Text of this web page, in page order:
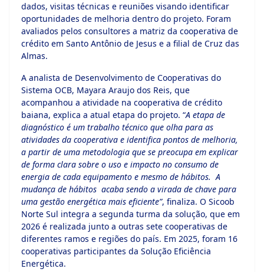
dados, visitas técnicas e reuniões visando identificar
oportunidades de melhoria dentro do projeto. Foram
avaliados pelos consultores a matriz da cooperativa de
crédito em Santo Antônio de Jesus e a filial de Cruz das
Almas.
A analista de Desenvolvimento de Cooperativas do
Sistema OCB, Mayara Araujo dos Reis, que
acompanhou a atividade na cooperativa de crédito
baiana, explica a atual etapa do projeto. “A etapa de
diagnóstico é um trabalho técnico que olha para as
atividades da cooperativa e identifica pontos de melhoria,
a partir de uma metodologia que se preocupa em explicar
de forma clara sobre o uso e impacto no consumo de
energia de cada equipamento e mesmo de hábitos. A
mudança de hábitos acaba sendo a virada de chave para
uma gestão energética mais eficiente”, finaliza. O Sicoob
Norte Sul integra a segunda turma da solução, que em
2026 é realizada junto a outras sete cooperativas de
diferentes ramos e regiões do país. Em 2025, foram 16
cooperativas participantes da Solução Eficiência
Energética.